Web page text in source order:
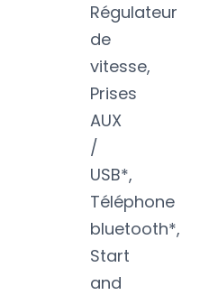
Régulateur
de
vitesse,
Prises
AUX
/
USB*,
Téléphone
bluetooth*,
Start
and